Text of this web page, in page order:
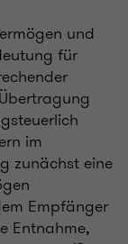
und
für
im
zunächst eine
Empfänger
Entnahme,